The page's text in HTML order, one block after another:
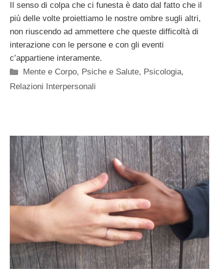
Il senso di colpa che ci funesta è dato dal fatto che il
più delle volte proiettiamo le nostre ombre sugli altri,
non riuscendo ad ammettere che queste difficoltà di
interazione con le persone e con gli eventi
c’appartiene interamente.
Categorie
Mente e Corpo, Psiche e Salute, Psicologia,
Relazioni Interpersonali